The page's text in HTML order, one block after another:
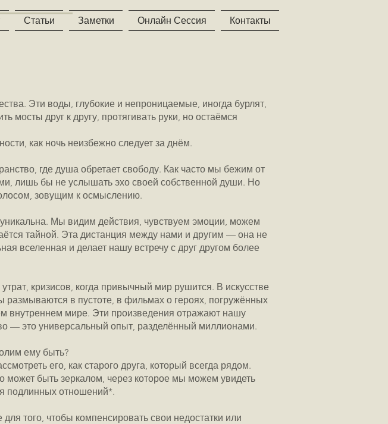
Статьи Заметки Онлайн Сессия Контакты
Эти воды, глубокие и непроницаемые, иногда бурлят,
мосты друг к другу, протягивать руки, но остаёмся
как ночь неизбежно следует за днём.
где душа обретает свободу. Как часто мы бежим от
лишь бы не услышать эхо своей собственной души. Но
зовущим к осмыслению.
Мы видим действия, чувствуем эмоции, можем
тайной. Эта дистанция между нами и другим — она не
вселенная и делает нашу встречу с друг другом более
кризисов, когда привычный мир рушится. В искусстве
размываются в пустоте, в фильмах о героях, погружённых
внутреннем мире. Эти произведения отражают нашу
— это универсальный опыт, разделённый миллионами.
ему быть?
его, как старого друга, который всегда рядом.
быть зеркалом, через которое мы можем увидеть
подлинных отношений*.
того, чтобы компенсировать свои недостатки или